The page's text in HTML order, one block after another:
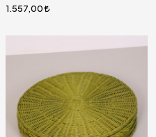
1.557,00